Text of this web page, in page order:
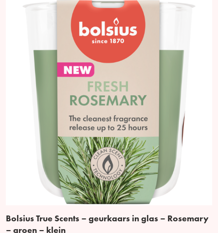
Bolsius True Scents – geurkaars in glas – Rosemary
– groen – klein